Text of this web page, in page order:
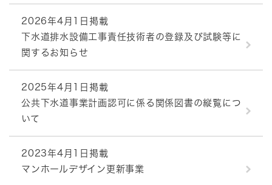
2026年4月1日掲載
下水道排水設備工事責任技術者の登録及び試験等に
関するお知らせ
2025年4月1日掲載
公共下水道事業計画認可に係る関係図書の縦覧につ
いて
2023年4月1日掲載
マンホールデザイン更新事業